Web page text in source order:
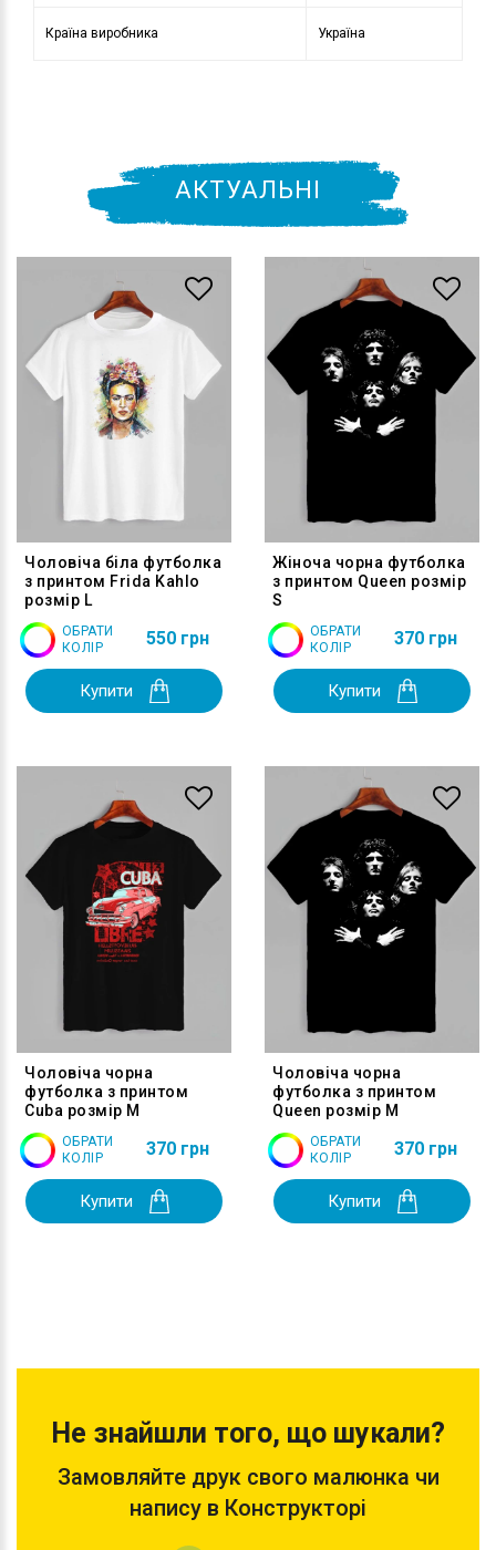
Країна виробника Україна
АКТУАЛЬНІ
Чоловіча біла футболка
з принтом Frida Kahlo
розмір L
ОБРАТИ
КОЛІР
550 грн
Купити
Жіноча чорна футболка
з принтом Queen розмір
S
ОБРАТИ
КОЛІР
370 грн
Купити
Чоловіча чорна
футболка з принтом
Cuba розмір M
ОБРАТИ
КОЛІР
370 грн
Купити
Чоловіча чорна
футболка з принтом
Queen розмір M
ОБРАТИ
КОЛІР
370 грн
Купити
Не знайшли того, що шукали?
Замовляйте друк свого малюнка чи
напису в Конструкторі